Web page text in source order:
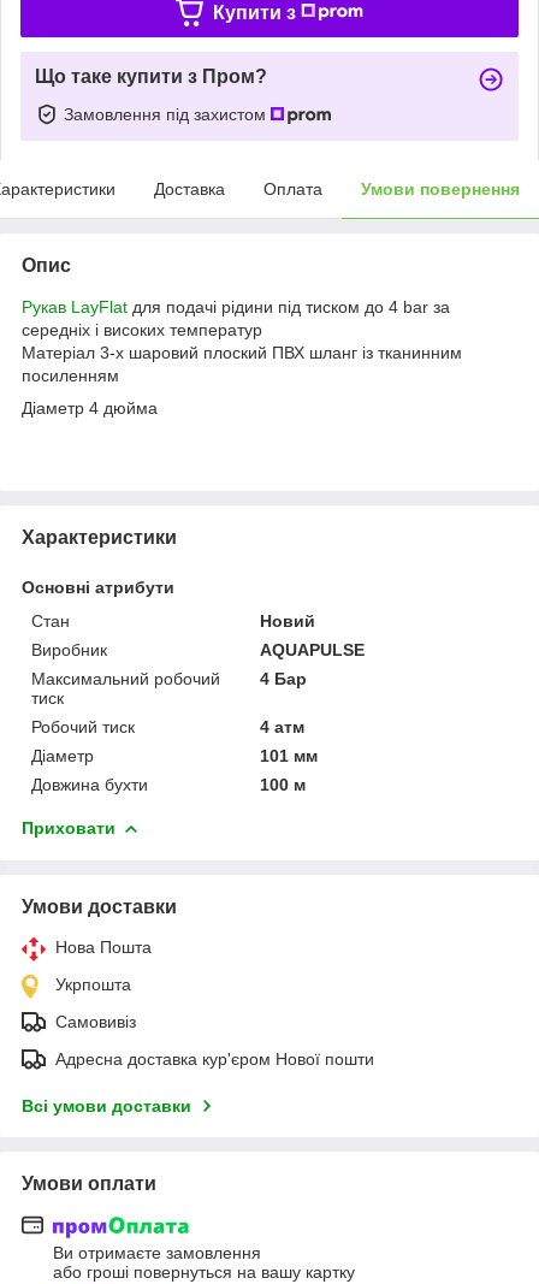
Купити з
Що таке купити з Пром?
Замовлення під захистом
Доставка Оплата Умови повернення
Опис
Рукав LayFlat для подачі рідини під тиском до 4 bar за
середніх і високих температур
Матеріал 3-х шаровий плоский ПВХ шланг із тканинним
посиленням
Діаметр 4 дюйма
Характеристики
Основні атрибути
Стан
Новий
Виробник
AQUAPULSE
Максимальний робочий
тиск
4 Бар
Робочий тиск
4 атм
Діаметр
101 мм
Довжина бухти
100 м
Приховати
Умови доставки
Нова Пошта
Укрпошта
Самовивіз
Адресна доставка кур'єром Нової пошти
Всі умови доставки
Умови оплати
Ви отримаєте замовлення
або гроші повернуться на вашу картку